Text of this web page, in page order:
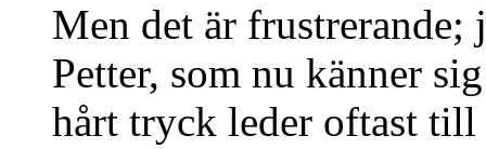
Men det är
Petter, som nu känner
hårt tryck leder oftast